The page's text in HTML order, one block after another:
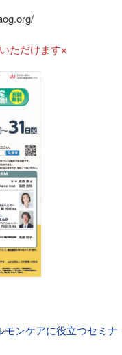
ただけます※
モンケアに役立つセミナ